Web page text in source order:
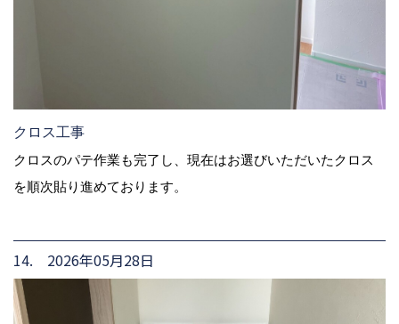
クロス工事
クロスのパテ作業も完了し、現在はお選びいただいたクロス
を順次貼り進めております。
14. 2026年05月28日